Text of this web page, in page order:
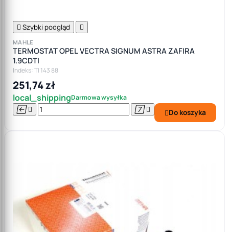
 Szybki podgląd 
MAHLE
TERMOSTAT OPEL VECTRA SIGNUM ASTRA ZAFIRA
1.9CDTI
Indeks: TI 143 88
251,74 zł
local_shippingDarmowa wysyłka
    Do koszyka